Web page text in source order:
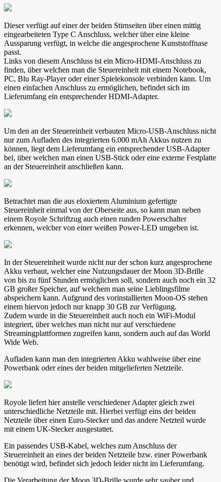
Dieser verfügt auf einer der beiden Stirnseiten über einen mittig
eingearbeiteten Type C Anschluss, welcher über eine kleine
Aussparung verfügt, in welche die angesprochene Kunststoffnase
passt.
Links von diesem Anschluss ist ein Micro-HDMI-Anschluss zu
finden, über welchen man die Steuereinheit mit einem Notebook,
PC, Blu Ray-Player oder einer Spielekonsole verbinden kann. Um
einen einfachen Anschluss zu ermöglichen, befindet sich im
Lieferumfang ein entsprechender HDMI-Adapter.
Um den an der Steuereinheit verbauten Micro-USB-Anschluss nicht
nur zum Aufladen des integrierten 6.000 mAh Akkus nutzen zu
können, liegt dem Lieferumfang ein entsprechender USB-Adapter
bei, über welchen man einen USB-Stick oder eine externe Festplatte
an der Steuereinheit anschließen kann.
Betrachtet man die aus eloxiertem Aluminium gefertigte
Steuereinheit einmal von der Oberseite aus, so kann man neben
einem Royole Schriftzug auch einen runden Powerschalter
erkennen, welcher von einer weißen Power-LED umgeben ist.
In der Steuereinheit wurde nicht nur der schon kurz angesprochene
Akku verbaut, welcher eine Nutzungsdauer der Moon 3D-Brille
von bis zu fünf Stunden ermöglichen soll, sondern auch noch ein 32
GB großer Speicher, auf welchem man seine Lieblingsfilme
abspeichern kann. Aufgrund des vorinstallierten Moon-OS stehen
einem hiervon jedoch nur knapp 30 GB zur Verfügung.
Zudem wurde in die Steuereinheit auch noch ein WiFi-Modul
integriert, über welches man nicht nur auf verschiedene
Streamingplattformen zugreifen kann, sondern auch auf das World
Wide Web.
Aufladen kann man den integrierten Akku wahlweise über eine
Powerbank oder eines der beiden mitgelieferten Netzteile.
Royole liefert hier anstelle verschiedener Adapter gleich zwei
unterschiedliche Netzteile mit. Hierbei verfügt eins der beiden
Netzteile über einen Euro-Stecker und das andere Netzteil wurde
mit einem UK-Stecker ausgestattet.
Ein passendes USB-Kabel, welches zum Anschluss der
Steuereinheit an eines der beiden Netzteile bzw. einer Powerbank
benötigt wird, befindet sich jedoch leider nicht im Lieferumfang.